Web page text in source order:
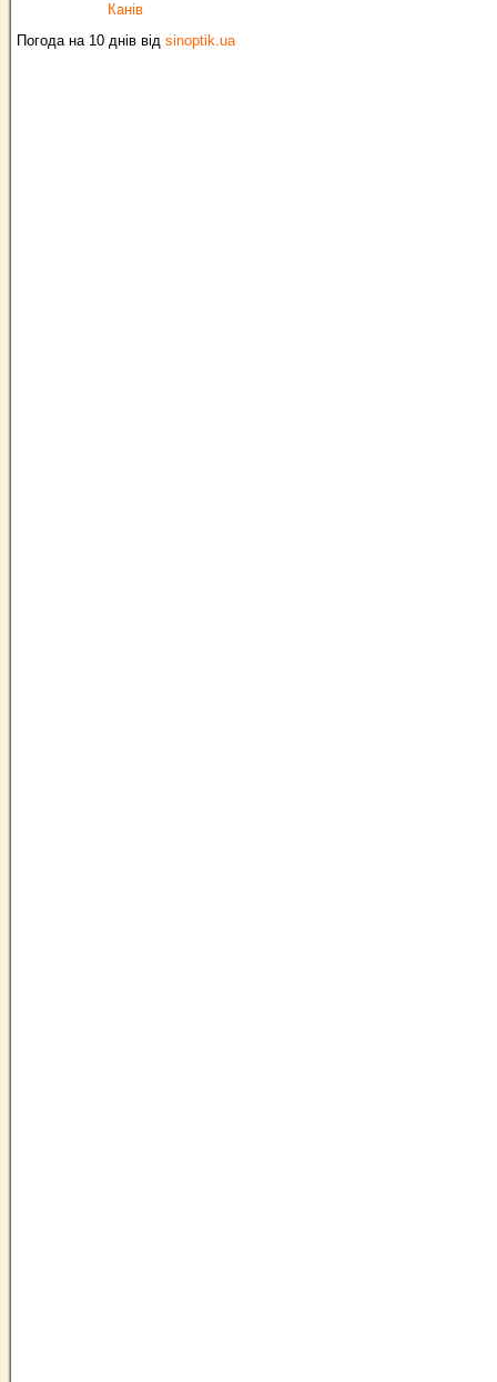
Канів
Погода на 10 днів від sinoptik.ua